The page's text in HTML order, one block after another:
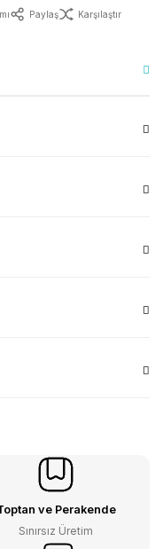
Paylaş Karşılaştır
ve Perakende
Sınırsız Üretim